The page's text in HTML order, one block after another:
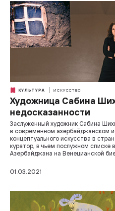
КУЛЬТУРА ИСКУССТВО
Художница Сабина
недосказанности
Заслуженный художник Сабина
в современном азербайджанском
концептуального искусства в
куратор, в чьем послужном списке
Азербайджана на Венецианской
01.03.2021